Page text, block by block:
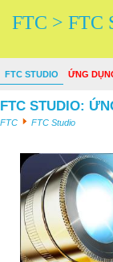
FTC > FTC
FTC STUDIO ỨNG
FTC STUDIO:
FTC FTC Studio